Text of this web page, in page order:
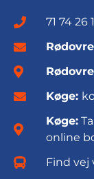
71 74 26
Køge:
Køge:
online
Find vej